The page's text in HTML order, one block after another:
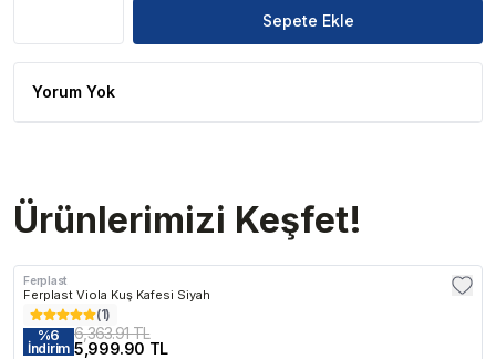
Sepete Ekle
Yorum Yok
Ürünlerimizi Keşfet!
Ferplast
Ferplast Viola Kuş Kafesi Siyah
(1)
%6
İndirim
6,363.91 TL
5,999.90 TL